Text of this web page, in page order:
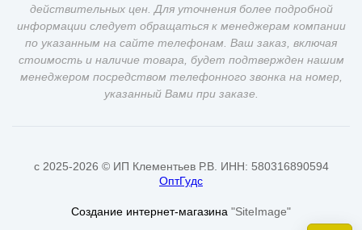
действительных цен. Для уточнения более подробной
информации следует обращаться к менеджерам компании
по указанным на сайте телефонам. Ваш заказ, включая
стоимость и наличие товара, будет подтвержден нашим
менеджером посредством телефонного звонка на номер,
указанный Вами при заказе.
c 2025-2026 © ИП Клементьев Р.В. ИНН: 580316890594
ОптГудс
Создание интернет-магазина "SiteImage"